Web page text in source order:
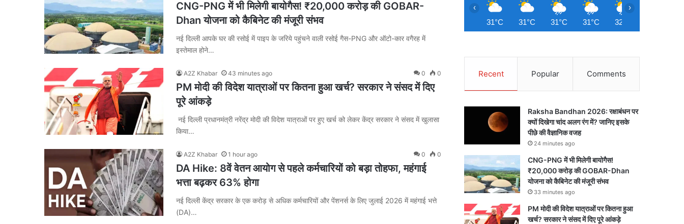
CNG-PNG में भी मिलेगी बायोगैस! ₹20,000 करोड़ की GOBAR-
Dhan योजना को कैबिनेट की मंजूरी संभव
नई दिल्ली आपके घर की रसोई में पाइप के जरिये पहुंचने वाली रसोई गैस-PNG और ऑटो-कार वगैरह में
इस्‍तेमाल होने…
A2Z Khabar 43 minutes ago 0 0
PM मोदी की विदेश यात्राओं पर कितना हुआ खर्च? सरकार ने संसद में दिए
पूरे आंकड़े
नई दिल्ली प्रधानमंत्री नरेंद्र मोदी की विदेश यात्राओं पर हुए खर्च को लेकर केंद्र सरकार ने संसद में खुलासा
किया…
A2Z Khabar 1 hour ago 0 0
DA Hike: 8वें वेतन आयोग से पहले कर्मचारियों को बड़ा तोहफा, महंगाई
भत्ता बढ़कर 63% होगा
नई दिल्ली केंद्र सरकार के एक करोड़ से अधिक कर्मचारियों और पेंशनर्स के लिए जुलाई 2026 में महंगाई भत्ते
(DA)…
31°C 31°C 31°C 31°C 32°C
‹ ›
Recent Popular Comments
Raksha Bandhan 2026: रक्षाबंधन पर
क्यों दिखेगा चांद अलग रंग में? जानिए इसके
पीछे की वैज्ञानिक वजह
24 minutes ago
CNG-PNG में भी मिलेगी बायोगैस!
₹20,000 करोड़ की GOBAR-Dhan
योजना को कैबिनेट की मंजूरी संभव
33 minutes ago
PM मोदी की विदेश यात्राओं पर कितना हुआ
खर्च? सरकार ने संसद में दिए पूरे आंकड़े